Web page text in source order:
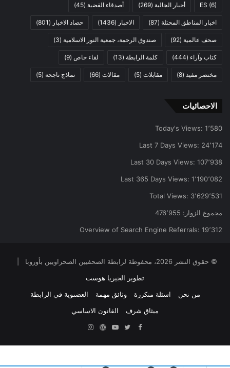
ES (6) أخبار الجالية (269) أصدقاء القضية (45)
اخبار المناطق المحتلة (87) الاخبار (1436) حصاد الاخبار (801)
صحف عالمية (92) صندوق الرحمة، جمعية النور الاسلامية (3)
كتاب وآراء (444) كلمة الرابطة (13) لقاء خاص (9)
مختصر مفيد (8) مقابلات (5) مقالات (66) نماذج ناجحة (5)
الاحصائيات
Today's Views: 1٬580
Last 7 Days Views: 24٬174
Last 30 Days Views: 107٬938
Last 365 Days Views: 1٬190٬082
Total Views: 3٬629٬531
مجموع الزوار: 476٬955
Overview of Search Engine Referrals: 19٬312
© حقوق النشر 2026، محفوظة لرابطة الصحفيين الصحراويين بأوروبا |
تطوير الجيريا هوست
من نحن
اسئلة متكررة وثائق مهمة
العضىوية في الرابطة
ميثاق شرف
القانون الاساسي
Facebook
Twitter
YouTubeووردبريس